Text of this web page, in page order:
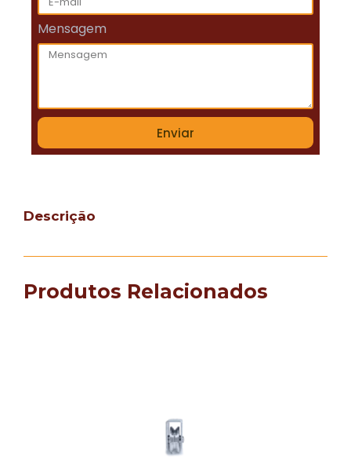
Mensagem
Enviar
Descrição
Produtos Relacionados